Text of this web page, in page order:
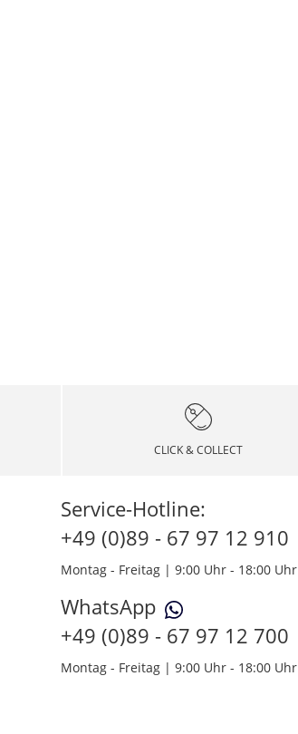
CLICK & COLLECT
Service-Hotline:
+49 (0)89 - 67 97 12 910
Montag - Freitag | 9:00 Uhr - 18:00 Uhr
WhatsApp
+49 (0)89 - 67 97 12 700
Montag - Freitag | 9:00 Uhr - 18:00 Uhr